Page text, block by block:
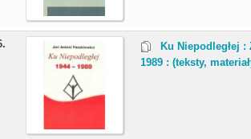
Ku Niepodległej
1989 : (teksty,